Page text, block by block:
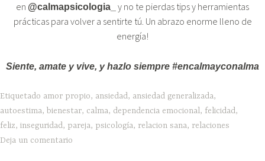
en @calmapsicologia_
y no te pierdas tips y herramientas
prácticas para volver a sentirte tú. Un abrazo enorme lleno de
energía!
Siente, amate y vive, y hazlo siempre #encalmayconalma
Etiquetado amor propio, ansiedad, ansiedad generalizada,
autoestima, bienestar, calma, dependencia emocional, felicidad,
feliz, inseguridad, pareja, psicología, relacion sana, relaciones
Deja un comentario